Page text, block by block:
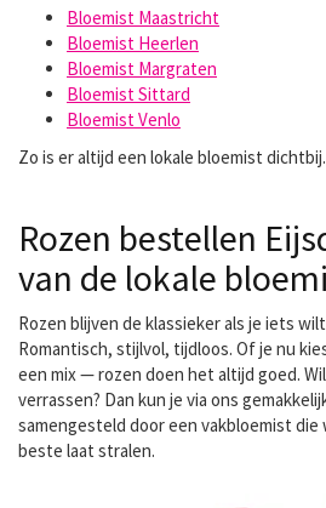
Bloemist Maastricht
Bloemist Heerlen
Bloemist Margraten
Bloemist Sittard
Bloemist Venlo
Zo is er altijd een lokale bloemist dichtbij.
Rozen bestellen
van de lokale
Rozen blijven de klassieker als je iets
Romantisch, stijlvol, tijdloos. Of je nu
een mix — rozen doen het altijd goed.
verrassen? Dan kun je via ons
samengesteld door een vakbloemist
beste laat stralen.